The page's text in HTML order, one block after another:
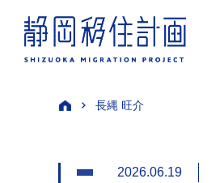
長縄 旺介
2026.06.19